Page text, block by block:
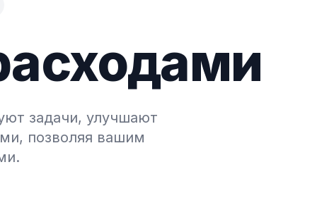
задачи, улучшают
позволяя вашим